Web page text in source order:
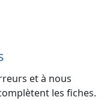
et à nous
les fiches.